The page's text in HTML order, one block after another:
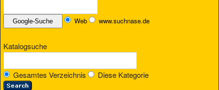
Web www.suchnase.de
Katalogsuche
Gesamtes Verzeichnis Diese Kategorie